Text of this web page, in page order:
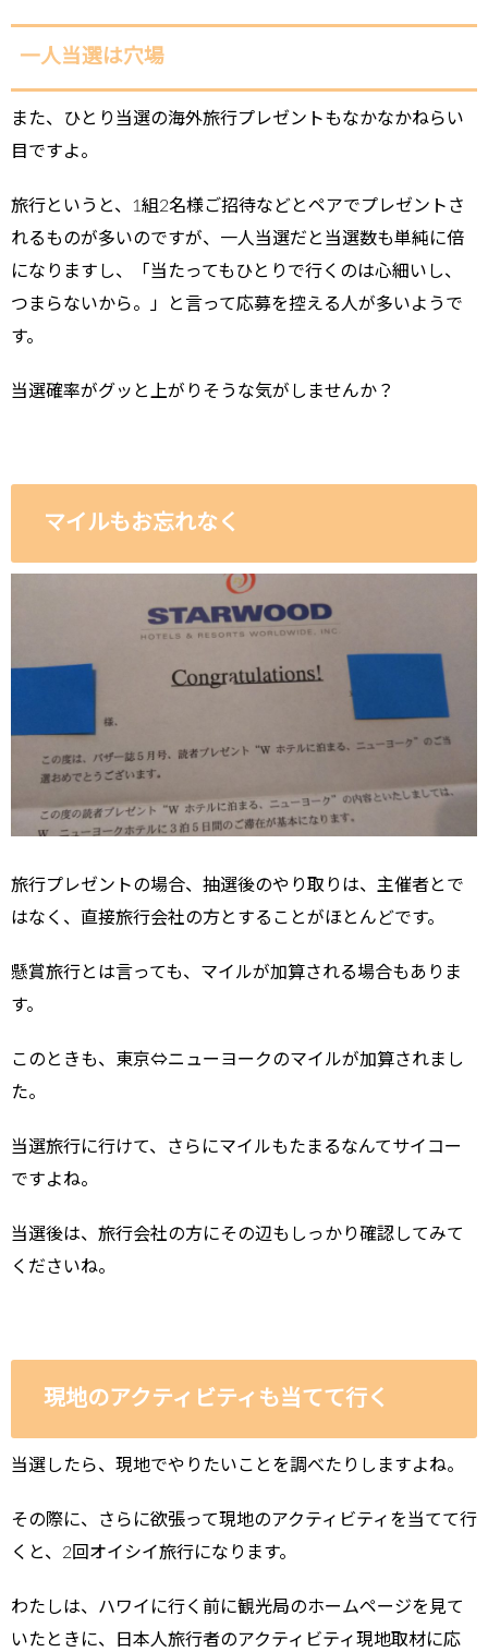
一人当選は穴場
また、
ひとり当選の海外旅行プレゼントもなかなかねらい
目 ですよ。
旅行というと、1組2名様ご招待などとペアでプレゼントさ
れるものが多いのですが、一人当選だと当選数も単純に倍
になりますし、「当たってもひとりで行くのは心細いし、
つまらないから。」と言って応募を控える人が多いようで
す。
当選確率がグッと上がりそうな気がしませんか？
マイルもお忘れなく
旅行プレゼントの場合、抽選後のやり取りは、主催者とで
はなく、直接旅行会社の方とすることがほとんどです。
懸賞旅行とは言っても、マイルが加算される場合もありま
す。
このときも、東京⇔ニューヨークのマイルが加算されまし
た。
当選旅行に行けて、さらにマイルもたまるなんてサイコー
ですよね。
当選後は、旅行会社の方にその辺もしっかり確認してみて
くださいね。
現地のアクティビティも当てて行く
当選したら、現地でやりたいことを調べたりしますよね。
その際に、さらに欲張って現地のアクティビティを当てて行
くと、2回オイシイ旅行になります。
わたしは、ハワイに行く前に観光局のホームページを見て
いたときに、日本人旅行者のアクティビティ現地取材に応